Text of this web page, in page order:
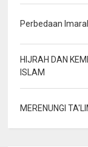
HIJRAH DAN
ISLAM
MERENUNGI